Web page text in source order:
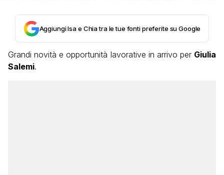
Aggiungi Isa e Chia tra le tue fonti preferite su Google
Grandi novità e opportunità lavorative in arrivo per Giulia
Salemi.